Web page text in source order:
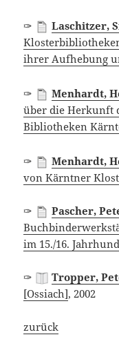
✑ Laschitzer,
ihrer Aufhebung
✑ Menhardt,
über die Herkunft
Bibliotheken
✑ Menhardt,
von Kärntner
✑ Pascher,
im 15./16.
✑ Tropper,
[Ossiach], 2002
zurück